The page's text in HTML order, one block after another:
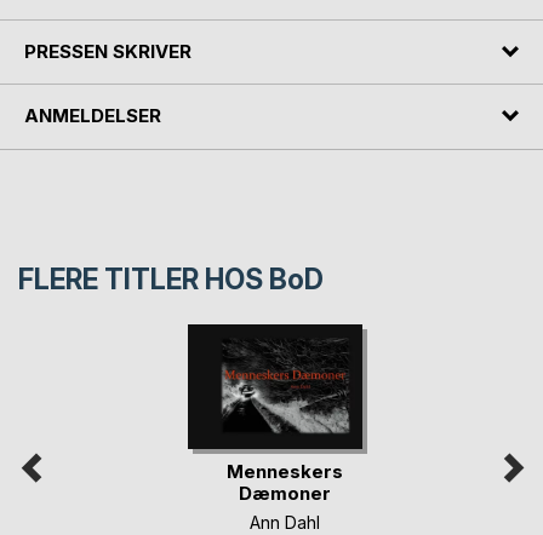
PRESSEN SKRIVER
ANMELDELSER
FLERE TITLER HOS BoD
Menneskers
Dæmoner
Ann Dahl